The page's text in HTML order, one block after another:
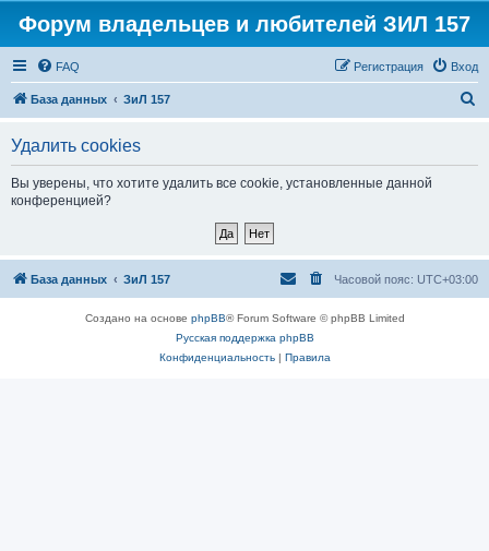
Форум владельцев и любителей ЗИЛ 157
FAQ Вход
Регистрация
База данных ЗиЛ 157
Удалить cookies
Вы уверены, что хотите удалить все cookie, установленные данной
конференцией?
База данных ЗиЛ 157 Часовой пояс: UTC+03:00
Создано на основе phpBB® Forum Software © phpBB Limited
Русская поддержка phpBB
Конфиденциальность| Правила